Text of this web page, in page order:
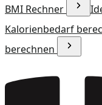
BMI Rechner
Kalorienbedarf
berechnen